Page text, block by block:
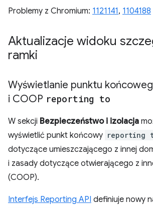
Problemy z Chromium: 1121141, 1104188
Aktualizacje widoku
ramki
Wyświetlanie punktu
i COOP reporting to
W sekcji Bezpieczeństwo i izolacja
wyświetlić punkt końcowy reporting
dotyczące umieszczającego z innej
i zasady dotyczące otwierającego z
(COOP).
Interfejs Reporting API definiuje nowy